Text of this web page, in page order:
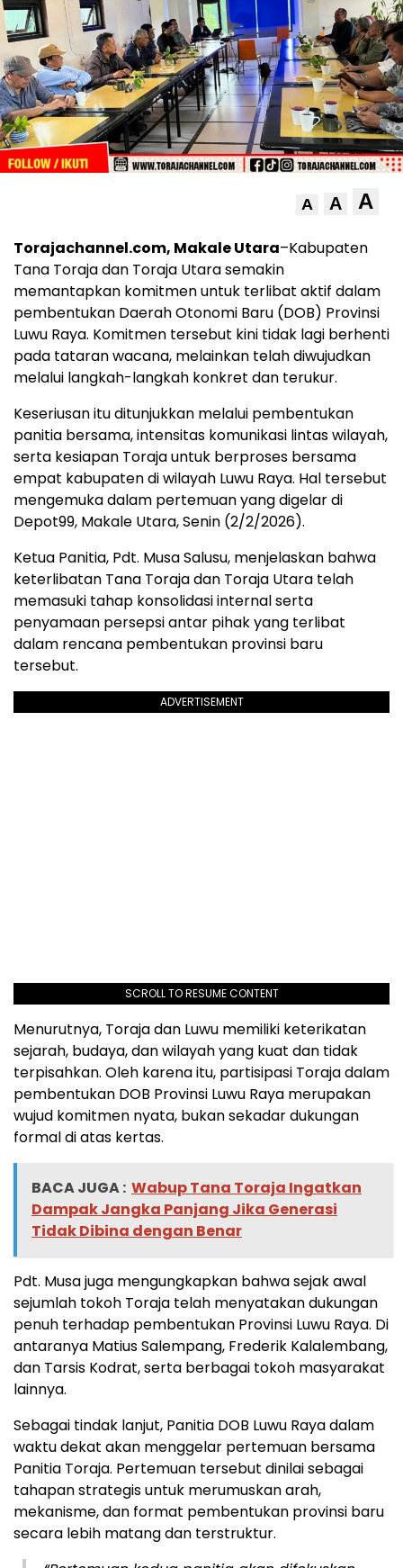
A A A
Torajachannel.com, Makale Utara–Kabupaten
Tana Toraja dan Toraja Utara semakin
memantapkan komitmen untuk terlibat aktif dalam
pembentukan Daerah Otonomi Baru (DOB) Provinsi
Luwu Raya. Komitmen tersebut kini tidak lagi berhenti
pada tataran wacana, melainkan telah diwujudkan
melalui langkah-langkah konkret dan terukur.
Keseriusan itu ditunjukkan melalui pembentukan
panitia bersama, intensitas komunikasi lintas wilayah,
serta kesiapan Toraja untuk berproses bersama
empat kabupaten di wilayah Luwu Raya. Hal tersebut
mengemuka dalam pertemuan yang digelar di
Depot99, Makale Utara, Senin (2/2/2026).
Ketua Panitia, Pdt. Musa Salusu, menjelaskan bahwa
keterlibatan Tana Toraja dan Toraja Utara telah
memasuki tahap konsolidasi internal serta
penyamaan persepsi antar pihak yang terlibat
dalam rencana pembentukan provinsi baru
tersebut.
ADVERTISEMENT
SCROLL TO RESUME CONTENT
Menurutnya, Toraja dan Luwu memiliki keterikatan
sejarah, budaya, dan wilayah yang kuat dan tidak
terpisahkan. Oleh karena itu, partisipasi Toraja dalam
pembentukan DOB Provinsi Luwu Raya merupakan
wujud komitmen nyata, bukan sekadar dukungan
formal di atas kertas.
BACA JUGA : Wabup Tana Toraja Ingatkan
Dampak Jangka Panjang Jika Generasi
Tidak Dibina dengan Benar
Pdt. Musa juga mengungkapkan bahwa sejak awal
sejumlah tokoh Toraja telah menyatakan dukungan
penuh terhadap pembentukan Provinsi Luwu Raya. Di
antaranya Matius Salempang, Frederik Kalalembang,
dan Tarsis Kodrat, serta berbagai tokoh masyarakat
lainnya.
Sebagai tindak lanjut, Panitia DOB Luwu Raya dalam
waktu dekat akan menggelar pertemuan bersama
Panitia Toraja. Pertemuan tersebut dinilai sebagai
tahapan strategis untuk merumuskan arah,
mekanisme, dan format pembentukan provinsi baru
secara lebih matang dan terstruktur.